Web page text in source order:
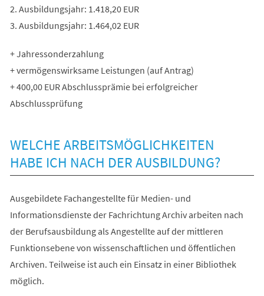
2. Ausbildungsjahr: 1.418,20 EUR
3. Ausbildungsjahr: 1.464,02 EUR
+ Jahressonderzahlung
+ vermögenswirksame Leistungen (auf Antrag)
+ 400,00 EUR Abschlussprämie bei erfolgreicher
Abschlussprüfung
WELCHE ARBEITSMÖGLICHKEITEN
HABE ICH NACH DER AUSBILDUNG?
Ausgebildete Fachangestellte für Medien- und
Informationsdienste der Fachrichtung Archiv arbeiten nach
der Berufsausbildung als Angestellte auf der mittleren
Funktionsebene von wissenschaftlichen und öffentlichen
Archiven. Teilweise ist auch ein Einsatz in einer Bibliothek
möglich.